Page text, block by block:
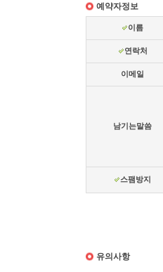
예약자정보
이름
연락처
이메일
남기는말씀
스팸방지
유의사항